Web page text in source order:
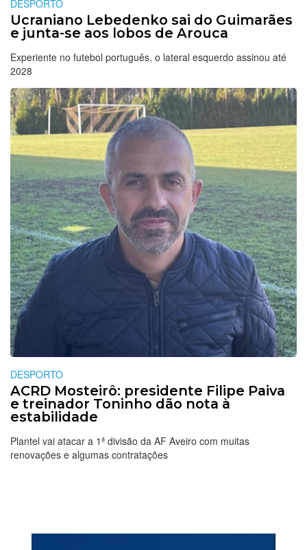
DESPORTO
Ucraniano Lebedenko sai do Guimarães
e junta-se aos lobos de Arouca
Experiente no futebol português, o lateral esquerdo assinou até
2028
DESPORTO
ACRD Mosteirô: presidente Filipe Paiva
e treinador Toninho dão nota à
estabilidade
Plantel vai atacar a 1ª divisão da AF Aveiro com muitas
renovações e algumas contratações